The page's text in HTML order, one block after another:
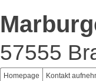
57555
Homepage Kontakt